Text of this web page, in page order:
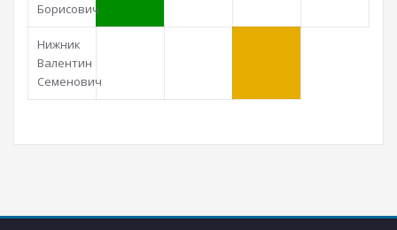
Борисович
Нижник
Валентин
Семенович